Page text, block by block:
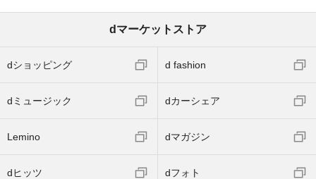
dマーケットストア
dショッピング d fashion
dミュージック dカーシェア
Lemino dマガジン
dヒッツ dフォト